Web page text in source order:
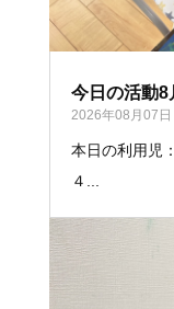
今日の活動8
2026年08月07日
本日の利用児
４...